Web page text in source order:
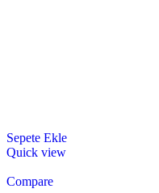
Sepete Ekle
Quick view
Compare